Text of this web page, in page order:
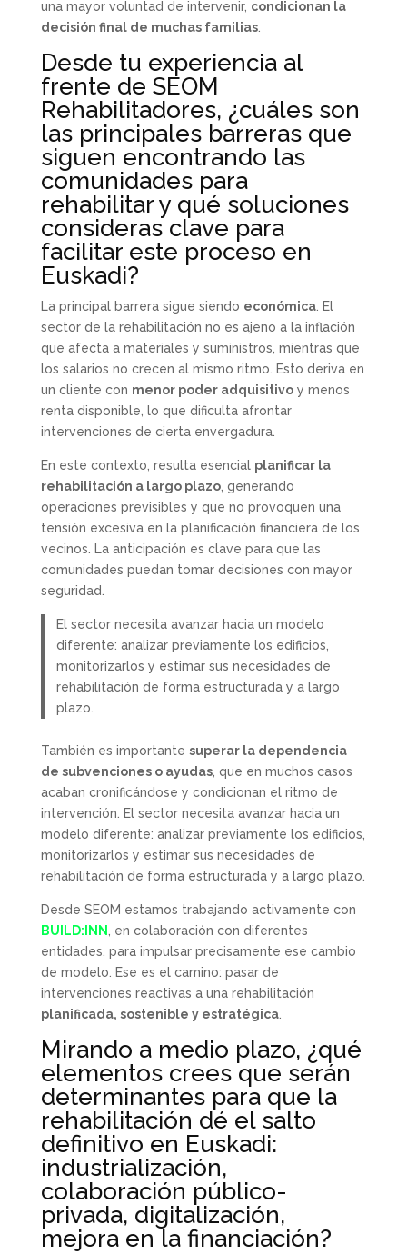
una mayor voluntad de intervenir, condicionan la
decisión final de muchas familias.
Desde tu experiencia al
frente de SEOM
Rehabilitadores, ¿cuáles son
las principales barreras que
siguen encontrando las
comunidades para
rehabilitar y qué soluciones
consideras clave para
facilitar este proceso en
Euskadi?
La principal barrera sigue siendo económica. El
sector de la rehabilitación no es ajeno a la inflación
que afecta a materiales y suministros, mientras que
los salarios no crecen al mismo ritmo. Esto deriva en
un cliente con menor poder adquisitivoy menos
renta disponible, lo que dificulta afrontar
intervenciones de cierta envergadura.
En este contexto, resulta esencial planificar la
rehabilitación a largo plazo, generando
operaciones previsibles y que no provoquen una
tensión excesiva en la planificación financiera de los
vecinos. La anticipación es clave para que las
comunidades puedan tomar decisiones con mayor
seguridad.
El sector necesita avanzar hacia un modelo
diferente: analizar previamente los edificios,
monitorizarlos y estimar sus necesidades de
rehabilitación de forma estructurada y a largo
plazo.
También es importante superar la dependencia
de subvenciones o ayudas, que en muchos casos
acaban cronificándose y condicionan el ritmo de
intervención. El sector necesita avanzar hacia un
modelo diferente: analizar previamente los edificios,
monitorizarlos y estimar sus necesidades de
rehabilitación de forma estructurada y a largo plazo.
Desde SEOM estamos trabajando activamente con
BUILD:INN
, en colaboración con diferentes
entidades, para impulsar precisamente ese cambio
de modelo. Ese es el camino: pasar de
intervenciones reactivas a una rehabilitación
planificada, sostenible y estratégica.
Mirando a medio plazo, ¿qué
elementos crees que serán
determinantes para que la
rehabilitación dé el salto
definitivo en Euskadi:
industrialización,
colaboración público-
privada, digitalización,
mejora en la financiación?